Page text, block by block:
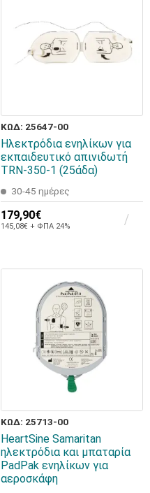
ΚΩΔ: 25647-00
Ηλεκτρόδια ενηλίκων για
εκπαιδευτικό απινιδωτή
TRN-350-1 (25άδα)
30-45 ημέρες
179,90€
145,08€ + ΦΠΑ 24%
ΚΩΔ: 25713-00
HeartSine Samaritan
ηλεκτρόδια και μπαταρία
PadPak ενηλίκων για
αεροσκάφη